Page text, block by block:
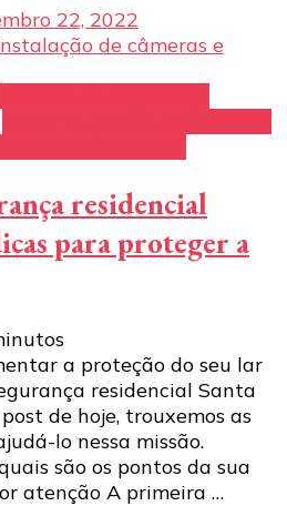
22, 2022
residencial
para proteger a
a proteção do seu lar
residencial Santa
de hoje, trouxemos as
lo nessa missão.
são os pontos da sua
atenção A primeira …